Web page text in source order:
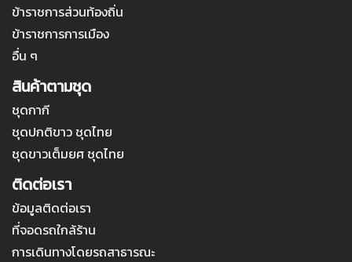
ข้าราชการส่วนท้องถิ่น
ข้าราชการการเมือง
อื่น ๆ
สินค้าตามชุด
ชุดกากี
ชุดปกติขาว ชุดไทย
ชุดขาวเต็มยศ ชุดไทย
ติดต่อเรา
ข้อมูลติดต่อเรา
ที่จอดรถใกล้ร้าน
การเดินทางโดยรถสาธารณะ